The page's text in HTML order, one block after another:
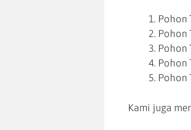
Pohon
Pohon
Pohon
Pohon
Pohon
Kami juga